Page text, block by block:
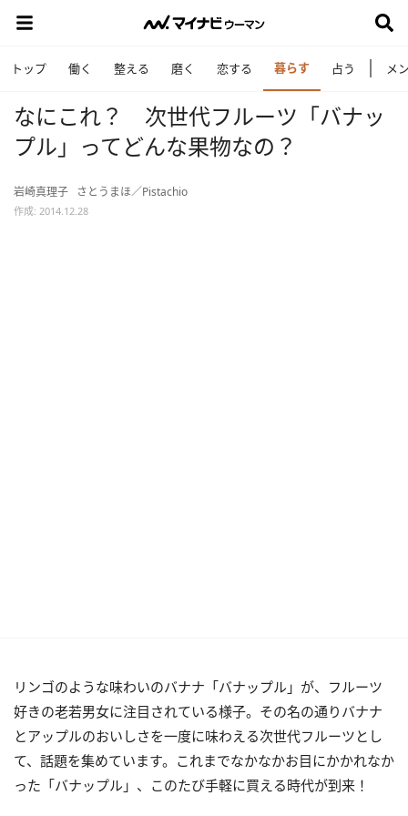
トップ 働く 整える 磨く 恋する 暮らす 占う メ
なにこれ？ 次世代フルーツ「バナッ
プル」ってどんな果物なの？
岩崎真理子 さとうまほ／Pistachio
作成: 2014.12.28
リンゴのような味わいのバナナ「バナップル」が、フルーツ
好きの老若男女に注目されている様子。その名の通りバナナ
とアップルのおいしさを一度に味わえる次世代フルーツとし
て、話題を集めています。これまでなかなかお目にかかれなか
った「バナップル」、このたび手軽に買える時代が到来！